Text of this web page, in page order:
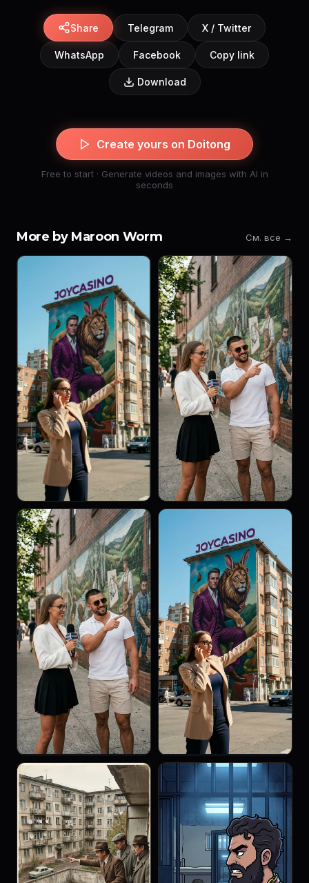
Share Telegram X / Twitter
WhatsApp Facebook Copy link
Download
Create yours on Doitong
Free to start · Generate videos and images with AI in
seconds
More by Maroon Worm См. все →